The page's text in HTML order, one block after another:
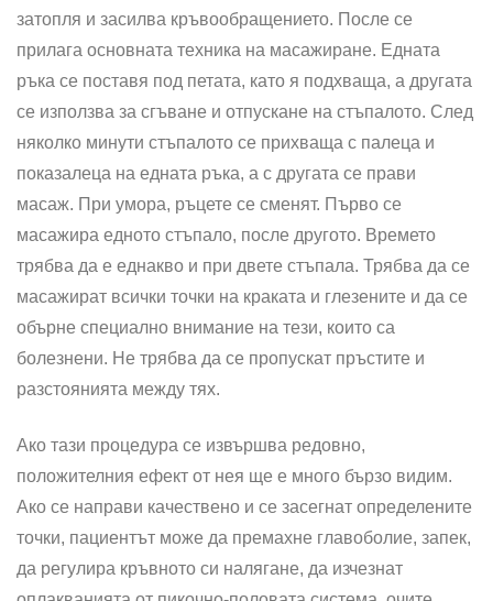
затопля и засилва кръвообращението. После се
прилага основната техника на масажиране. Едната
ръка се поставя под петата, като я подхваща, а другата
се използва за сгъване и отпускане на стъпалото. След
няколко минути стъпалото се прихваща с палеца и
показалеца на едната ръка, а с другата се прави
масаж. При умора, ръцете се сменят. Първо се
масажира едното стъпало, после другото. Времето
трябва да е еднакво и при двете стъпала. Трябва да се
масажират всички точки на краката и глезените и да се
обърне специално внимание на тези, които са
болезнени. Не трябва да се пропускат пръстите и
разстоянията между тях.
Ако тази процедура се извършва редовно,
положителния ефект от нея ще е много бързо видим.
Ако се направи качествено и се засегнат определените
точки, пациентът може да премахне главоболие, запек,
да регулира кръвното си налягане, да изчезнат